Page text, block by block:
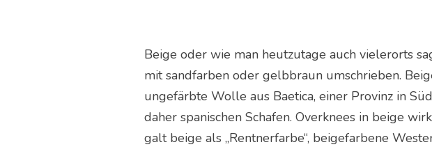
Beige oder wie man heutzutage auch vielerorts
mit sandfarben oder gelbbraun umschrieben.
ungefärbte Wolle aus Baetica, einer Provinz in
daher spanischen Schafen. Overknees in beige
galt beige als „Rentnerfarbe“, beigefarbene